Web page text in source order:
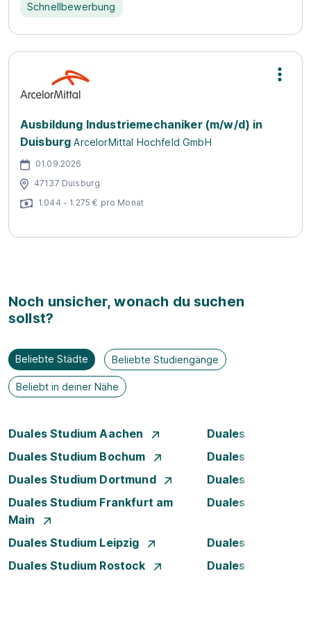
Schnellbewerbung
Ausbildung Industriemechaniker (m/w/d) in
Duisburg ArcelorMittal Hochfeld GmbH
01.09.2026
47137 Duisburg
1.044 - 1.275 € pro Monat
Noch unsicher, wonach du suchen
sollst?
Beliebte Städte Beliebte Studiengänge
Beliebt in deiner Nähe
Duales Studium Aachen
Duales Studium
Duales Studium Bochum
Duales Studium
Duales Studium Dortmund
Duales Studium
Duales Studium Frankfurt am
Main
Duales Studium
Duales Studium Leipzig
Duales Studium
Duales Studium Rostock
Duales Studium